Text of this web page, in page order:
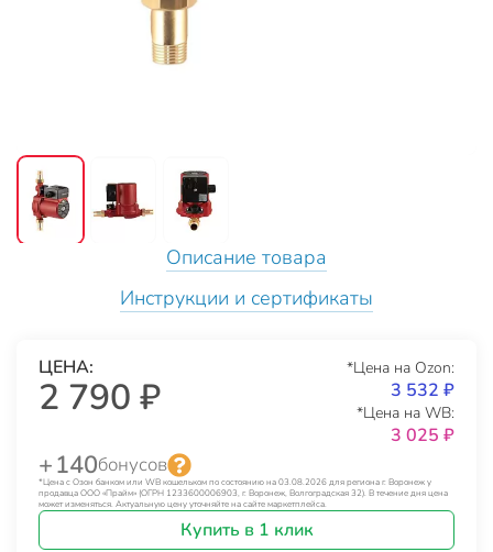
Описание товара
Инструкции и сертификаты
ЦЕНА:
2 790 ₽
*Цена на Ozon:
3 532 ₽
*Цена на WB:
3 025 ₽
+ 140бонусов
*Цена с Озон банком или WB кошельком по состоянию на 03.08.2026 для региона г. Воронеж у
продавца ООО «Прайм» (ОГРН 1233600006903, г. Воронеж, Волгоградская 32). В течение дня цена
может изменяться. Актуальную цену уточняйте на сайте маркетплейса.
Купить в 1 клик